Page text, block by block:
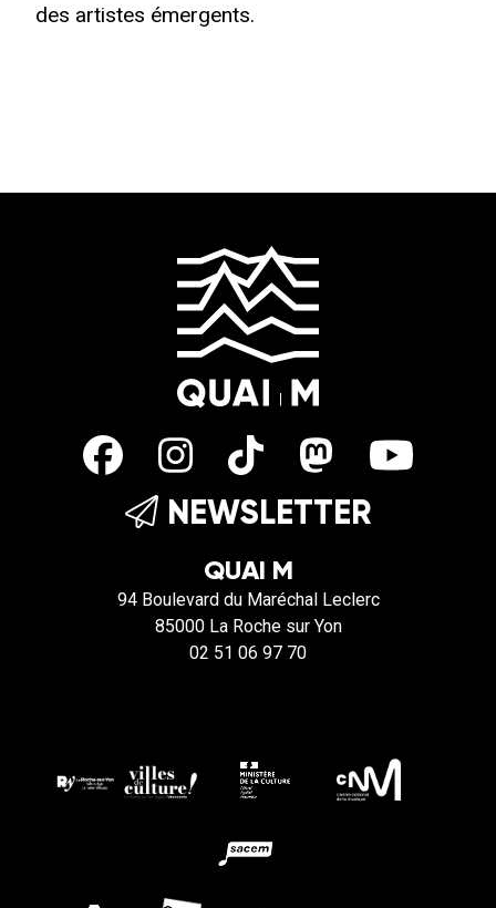
des artistes émergents.
NEWSLETTER
QUAI M
94 Boulevard du Maréchal Leclerc
85000 La Roche sur Yon
02 51 06 97 70